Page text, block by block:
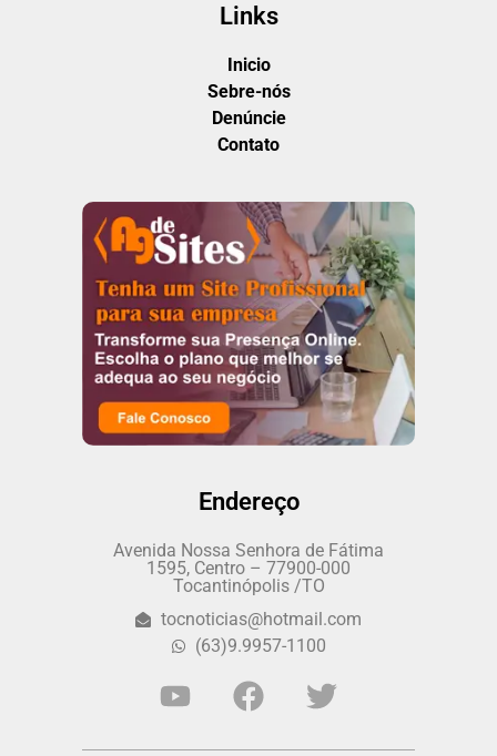
Links
Inicio
Sebre-nós
Denúncie
Contato
Endereço
Avenida Nossa Senhora de Fátima
1595, Centro – 77900-000
Tocantinópolis /TO
tocnoticias@hotmail.com
(63)9.9957-1100